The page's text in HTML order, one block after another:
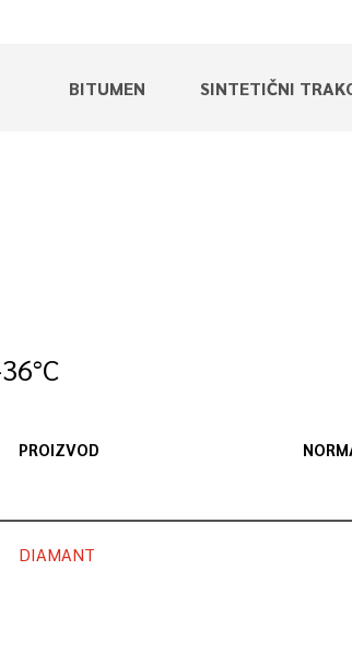
BITUMEN SINTETIČNI
PROIZVOD
DIAMANT